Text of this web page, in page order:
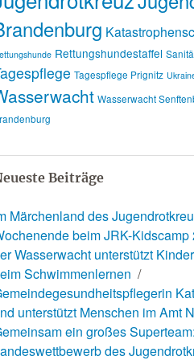
Rettungshundestaffel
Tagespflege Prignitz
Wasserwacht
Beiträge
Märchenland des
beim JRK-Kidscamp
Wasserwacht unterstützt Kinder
Schwimmenlernen
unterstützt Menschen im Amt
ein großes Superteam:
des